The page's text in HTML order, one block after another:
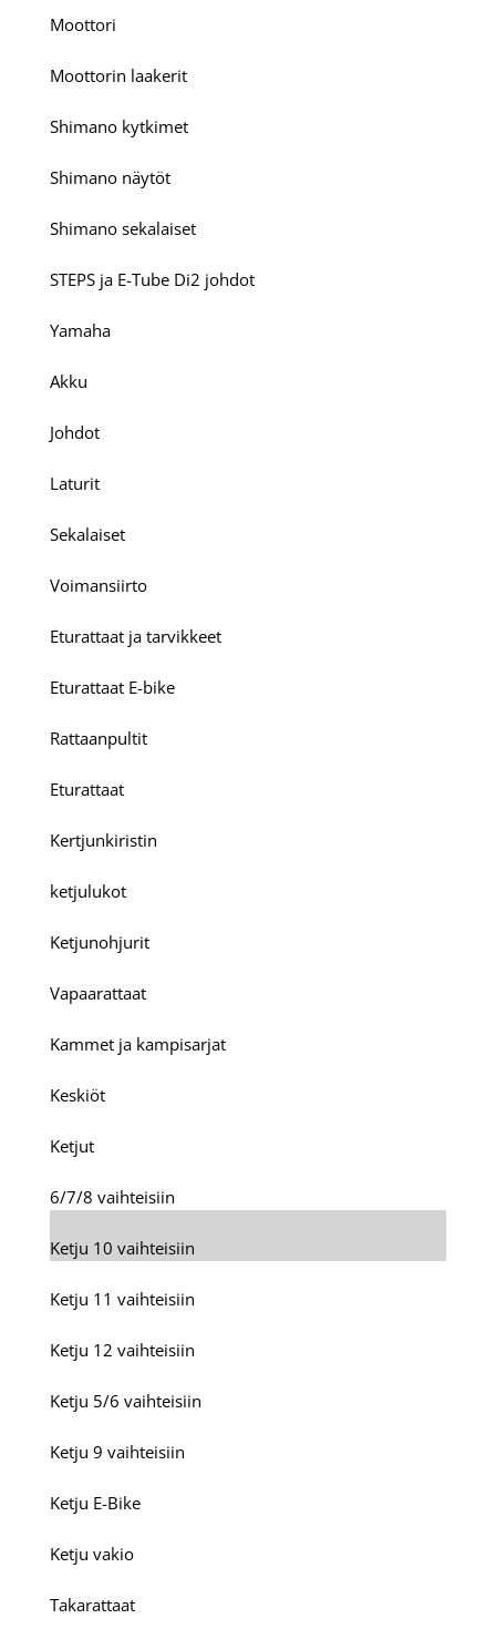
Moottori
Moottorin laakerit
Shimano kytkimet
Shimano näytöt
Shimano sekalaiset
STEPS ja E-Tube Di2 johdot
Yamaha
Akku
Johdot
Laturit
Sekalaiset
Voimansiirto
Eturattaat ja tarvikkeet
Eturattaat E-bike
Rattaanpultit
Eturattaat
Kertjunkiristin
ketjulukot
Ketjunohjurit
Vapaarattaat
Kammet ja kampisarjat
Keskiöt
Ketjut
6/7/8 vaihteisiin
Ketju 10 vaihteisiin
Ketju 11 vaihteisiin
Ketju 12 vaihteisiin
Ketju 5/6 vaihteisiin
Ketju 9 vaihteisiin
Ketju E-Bike
Ketju vakio
Takarattaat